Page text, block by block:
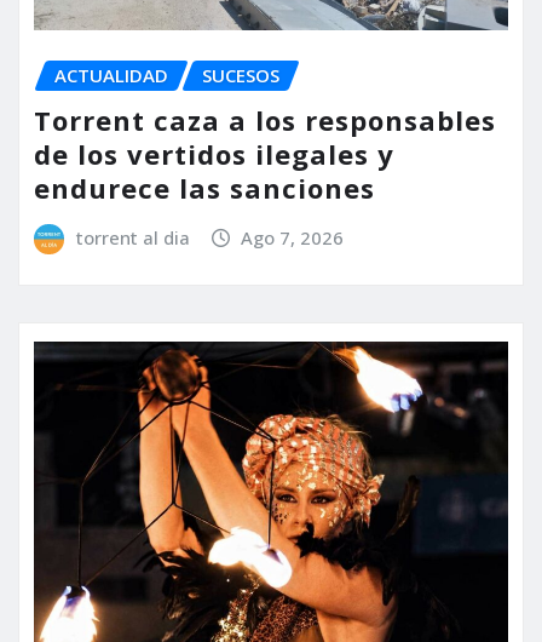
ACTUALIDAD SUCESOS
Torrent caza a los responsables
de los vertidos ilegales y
endurece las sanciones
torrent al dia Ago 7, 2026